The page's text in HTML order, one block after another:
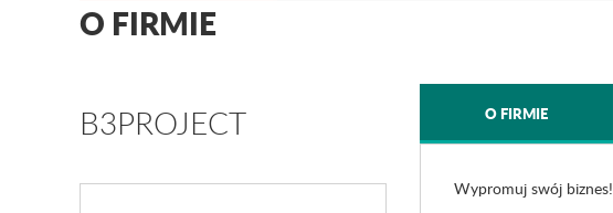
O FIRMIE
B3PROJECT O FIRMIE
Wypromuj swój biznes!